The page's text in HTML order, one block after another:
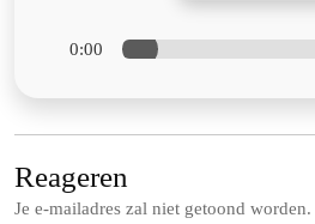
0:00
Reageren
Je e-mailadres zal niet getoond worden.